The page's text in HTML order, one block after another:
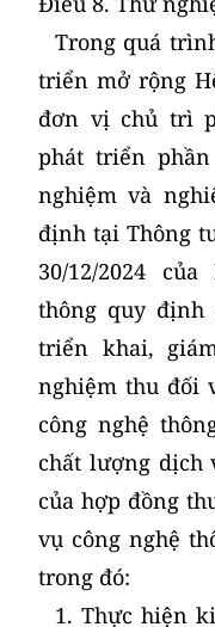
Trong quá
triển mở rộng
đơn vị chủ trì
phát triển
nghiệm và
định tại Thông
30/12/2024
thông quy
triển khai,
nghiệm thu đối
công nghệ
chất lượng dịch
của hợp đồng
vụ công nghệ
trong đó:
1. Thực hiện